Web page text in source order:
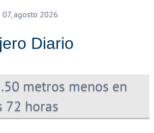
agosto 2026
Diario
metros menos en
72 horas